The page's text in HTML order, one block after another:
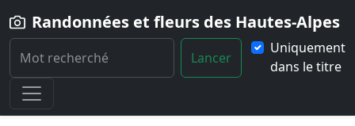
Randonnées et fleurs des Hautes-Alpes
Lancer
Uniquement
dans le titre
Home
Paysage Refuge-Nino-Sardi-col-Bouchet